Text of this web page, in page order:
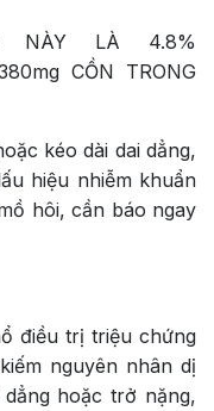
NÀY LÀ 4.8%
CỒN TRONG
kéo dài dai dẳng,
hiệu nhiễm khuẩn
hôi, cần báo ngay
điều trị triệu chứng
nguyên nhân dị
hoặc trở nặng,